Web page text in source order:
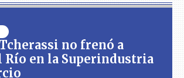
no frenó a
Río en la Superindustria